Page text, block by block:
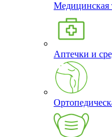
Медицинская
Аптечки и